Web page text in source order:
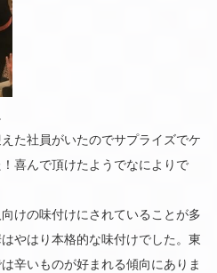
た社員がいたのでサプライズでケ
喜んで頂けたようでなによりで
けの味付けにされていることが多
やはり本格的な味付けでした。東
辛いものが好まれる傾向にありま